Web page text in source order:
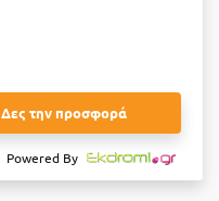
Δες την προσφορά
Powered By